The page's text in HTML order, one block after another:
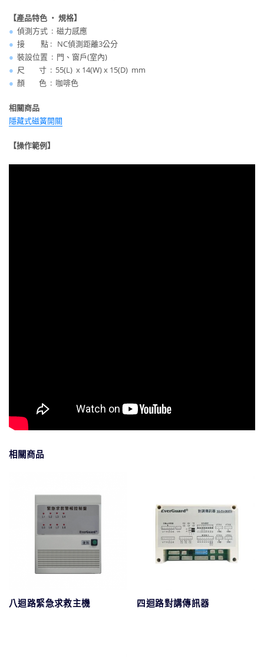
【產品特色 ‧ 規格】
● 偵測方式 : 磁力感應
● 接 點 : NC偵測距離3公分
● 裝設位置 : 門、窗戶(室內)
● 尺 寸 : 55(L) x 14(W) x 15(D) mm
● 顏 色 : 咖啡色
相關商品
隱藏式磁簧開關
【操作範例】
相關商品
八迴路緊急求救主機 四迴路對講傳訊器